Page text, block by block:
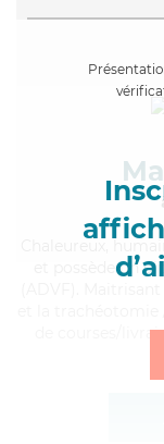
,
et possède un
de courses/